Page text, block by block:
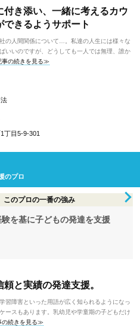
き添い、一緒に考えるカウ
できるようサポート
の人間関係について…。私達の人生には様々な
いいのですが、どうしても一人では無理、誰か
事の続きを見る≫
法
丁目5-9-301
のプロ
このプロの一番の強み
を基に子どもの発達を支援
と実績の発達支援。
障害といった用語が広く知られるようになっ
ースもあります。乳幼児や学童期の子どもだけ
の続きを見る≫